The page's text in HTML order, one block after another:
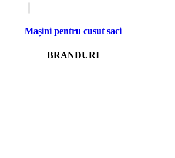
Mașini pentru cusut saci
BRANDURI